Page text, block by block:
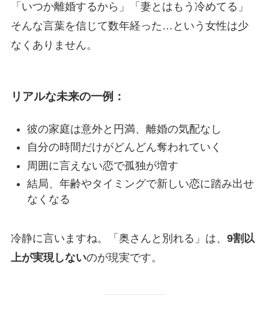
「いつか離婚するから」「妻とはもう冷めてる」
そんな言葉を信じて数年経った…という女性は少
なくありません。
リアルな未来の一例：
彼の家庭は意外と円満、離婚の気配なし
自分の時間だけがどんどん奪われていく
周囲に言えない恋で孤独が増す
結局、年齢やタイミングで新しい恋に踏み出せ
なくなる
冷静に言いますね。「奥さんと別れる」は、 9割以
上が実現しないのが現実です。